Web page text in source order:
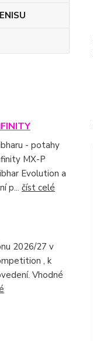
- potahy
MX-P
Evolution a
p... číst celé
2026/27 v
, k
Vhodné